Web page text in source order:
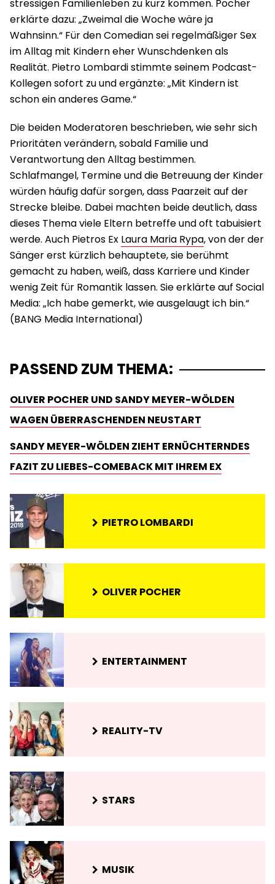
stressigen Familienleben zu kurz kommen. Pocher
erklärte dazu: „Zweimal die Woche wäre ja
Wahnsinn.“ Für den Comedian sei regelmäßiger Sex
im Alltag mit Kindern eher Wunschdenken als
Realität. Pietro Lombardi stimmte seinem Podcast-
Kollegen sofort zu und ergänzte: „Mit Kindern ist
schon ein anderes Game.“
Die beiden Moderatoren beschrieben, wie sehr sich
Prioritäten verändern, sobald Familie und
Verantwortung den Alltag bestimmen.
Schlafmangel, Termine und die Betreuung der Kinder
würden häufig dafür sorgen, dass Paarzeit auf der
Strecke bleibe. Dabei machten beide deutlich, dass
dieses Thema viele Eltern betreffe und oft tabuisiert
werde. Auch Pietros Ex Laura Maria Rypa, von der der
Sänger erst kürzlich behauptete, sie berühmt
gemacht zu haben, weiß, dass Karriere und Kinder
wenig Zeit für Romantik lassen. Sie erklärte auf Social
Media: „Ich habe gemerkt, wie ausgelaugt ich bin.“
PASSEND ZUM THEMA:
OLIVER POCHER UND SANDY MEYER-WÖLDEN
WAGEN ÜBERRASCHENDEN NEUSTART
SANDY MEYER-WÖLDEN ZIEHT ERNÜCHTERNDES
FAZIT ZU LIEBES-COMEBACK MIT IHREM EX
PIETRO LOMBARDI
OLIVER POCHER
ENTERTAINMENT
REALITY-TV
STARS
MUSIK